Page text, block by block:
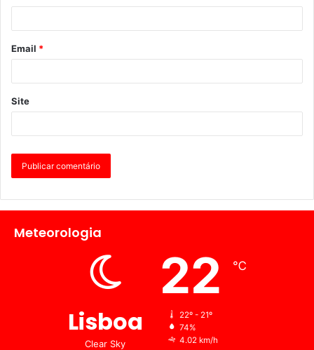
Email *
Site
Meteorologia
Lisboa
Clear Sky
22 ℃
22º - 21º
74%
4.02 km/h